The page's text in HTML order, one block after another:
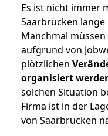
Es ist nicht immer
Saarbrücken
Manchmal
aufgrund von
plötzlichen
organisiert
solchen Situation
Firma ist in der
von Saarbrücken